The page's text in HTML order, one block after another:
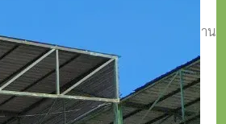
มิตรกับสิ่งแวดล้อมอย่างยั่งยืนเพื่อลูกหลาน